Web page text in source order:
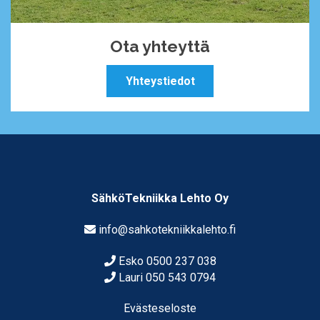
Ota yhteyttä
Yhteystiedot
SähköTekniikka Lehto Oy
info@sahkotekniikkalehto.fi
Esko 0500 237 038
Lauri 050 543 0794
Evästeseloste